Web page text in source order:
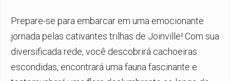
Prepare-se para embarcar em uma emocionante
jornada pelas cativantes trilhas de Joinville! Com sua
diversificada rede, você descobrirá cachoeiras
escondidas, encontrará uma fauna fascinante e